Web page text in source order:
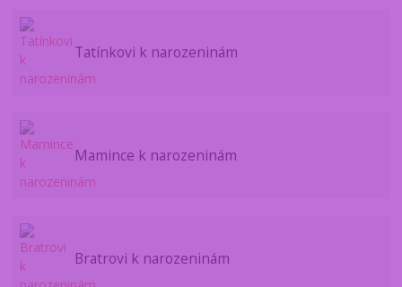
Tatínkovi k narozeninám
Mamince k narozeninám
Bratrovi k narozeninám